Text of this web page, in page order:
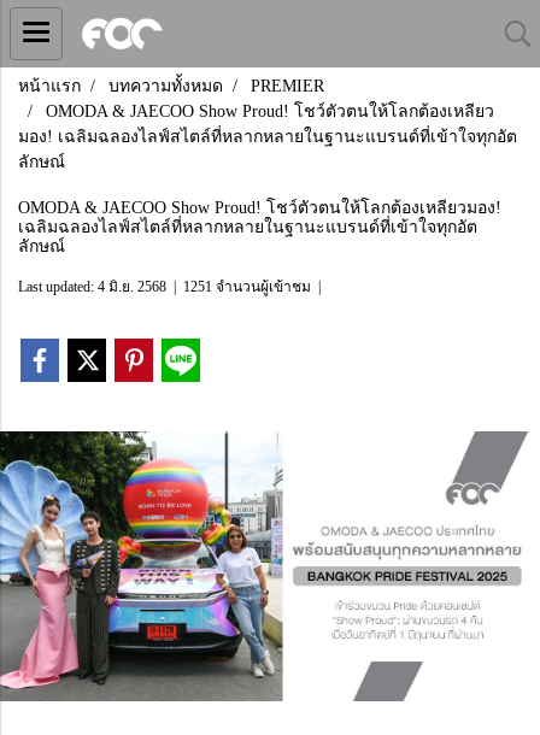
หน้าแรก บทความทั้งหมด
PREMIER
OMODA & JAECOO Show Proud! โชว์ตัวตนให้โลกต้องเหลียว
มอง! เฉลิมฉลองไลฟ์สไตล์ที่หลากหลายในฐานะแบรนด์ที่เข้าใจทุกอัต
ลักษณ์
OMODA & JAECOO Show Proud! โชว์ตัวตนให้โลกต้องเหลียวมอง!
เฉลิมฉลองไลฟ์สไตล์ที่หลากหลายในฐานะแบรนด์ที่เข้าใจทุกอัต
ลักษณ์
Last updated: 4 มิ.ย. 2568 1251 จำนวนผู้เข้าชม